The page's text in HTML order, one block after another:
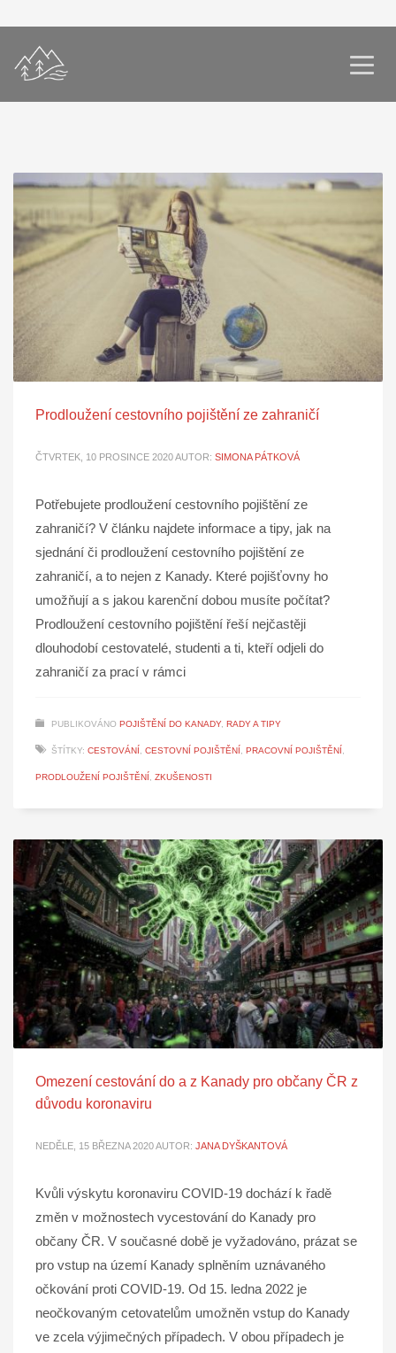
Prodloužení cestovního pojištění ze zahraničí
ČTVRTEK, 10 PROSINCE 2020AUTOR: SIMONA PÁTKOVÁ
Potřebujete prodloužení cestovního pojištění ze
zahraničí? V článku najdete informace a tipy, jak na
sjednání či prodloužení cestovního pojištění ze
zahraničí, a to nejen z Kanady. Které pojišťovny ho
umožňují a s jakou karenční dobou musíte počítat?
Prodloužení cestovního pojištění řeší nejčastěji
dlouhodobí cestovatelé, studenti a ti, kteří odjeli do
zahraničí za prací v rámci
PUBLIKOVÁNO POJIŠTĚNÍ DO KANADY, RADY A TIPY
ŠTÍTKY: CESTOVÁNÍ, CESTOVNÍ POJIŠTĚNÍ, PRACOVNÍ POJIŠTĚNÍ,
PRODLOUŽENÍ POJIŠTĚNÍ, ZKUŠENOSTI
Omezení cestování do a z Kanady pro občany ČR z
důvodu koronaviru
NEDĚLE, 15 BŘEZNA 2020AUTOR: JANA DYŠKANTOVÁ
Kvůli výskytu koronaviru COVID-19 dochází k řadě
změn v možnostech vycestování do Kanady pro
občany ČR. V současné době je vyžadováno, prázat se
pro vstup na území Kanady splněním uznávaného
očkování proti COVID-19. Od 15. ledna 2022 je
neočkovaným cetovatelům umožněn vstup do Kanady
ve zcela výjimečných případech. V obou případech je